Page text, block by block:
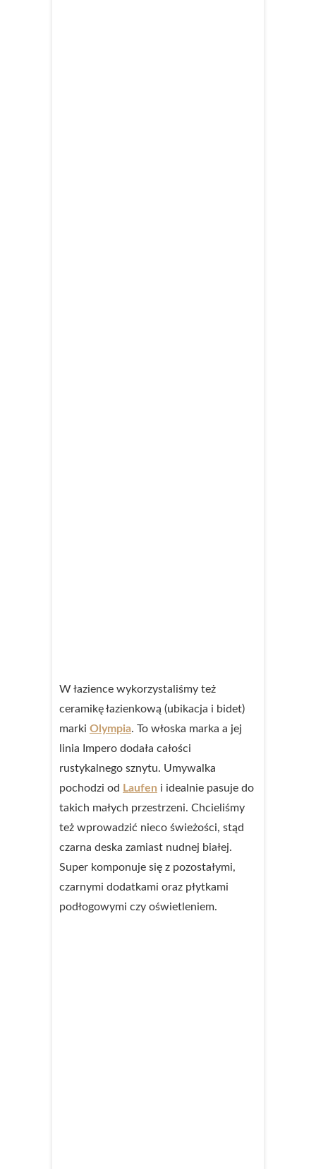
W łazience wykorzystaliśmy też
ceramikę łazienkową (ubikacja i bidet)
marki Olympia. To włoska marka a jej
linia Impero dodała całości
rustykalnego sznytu. Umywalka
pochodzi od Laufen i idealnie pasuje do
takich małych przestrzeni. Chcieliśmy
też wprowadzić nieco świeżości, stąd
czarna deska zamiast nudnej białej.
Super komponuje się z pozostałymi,
czarnymi dodatkami oraz płytkami
podłogowymi czy oświetleniem.